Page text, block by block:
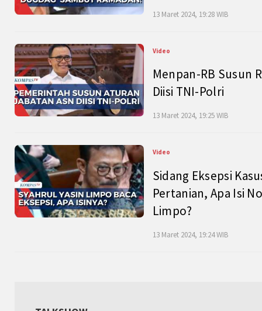
13 Maret 2024, 19:28 WIB
Video
Menpan-RB Susun
Diisi TNI-Polri
13 Maret 2024, 19:25 WIB
Video
Sidang Eksepsi
Pertanian, Apa Isi
Limpo?
13 Maret 2024, 19:24 WIB